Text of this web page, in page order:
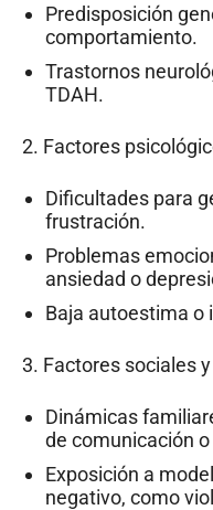
Predisposición
comportamiento.
Trastornos
TDAH.
2. Factores
Dificultades para
frustración.
Problemas
ansiedad o
Baja autoestima o
3. Factores sociales
Dinámicas
de comunicación
Exposición a
negativo, como